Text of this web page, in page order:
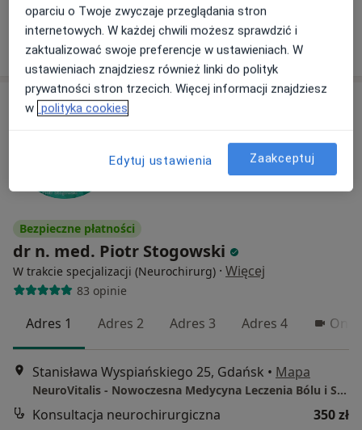
Poproś o wizytę
Bezpieczne płatności
dr n. med. Piotr Stogowski
W trakcie specjalizacji (Neurochirurg) · Więcej
83 opinie
Adres 1 Adres 2 Adres 3 Adres 4
Stanisława Wyspiańskiego 25, Gdańsk • Mapa
NeuroVitalis - Nowoczesna Medycyna Leczenia Bólu i Schorzeń Neurologicznych
Konsultacja neurochirurgiczna
350 zł
oparciu o Twoje zwyczaje przeglądania stron
internetowych. W każdej chwili możesz sprawdzić i
zaktualizować swoje preferencje w ustawieniach. W
ustawieniach znajdziesz również linki do polityk
prywatności stron trzecich. Więcej informacji znajdziesz
w polityka cookies
Edytuj ustawienia Zaakceptuj